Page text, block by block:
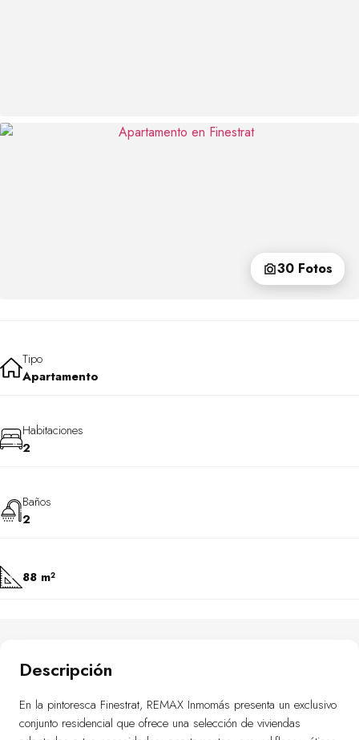
30 Fotos
Tipo
Apartamento
Habitaciones
2
Baños
2
88 m²
Descripción
En la pintoresca Finestrat, REMAX Inmomás presenta un exclusivo
conjunto residencial que ofrece una selección de viviendas